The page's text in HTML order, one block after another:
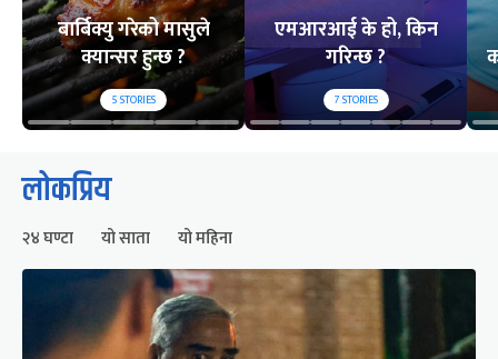
बार्बिक्यु गरेको मासुले
क्यान्सर हुन्छ ?
5STORIES
एमआरआई के हो, किन
गरिन्छ ?
7STORIES
लोकप्रिय
२४ घण्टा यो साता यो महिना